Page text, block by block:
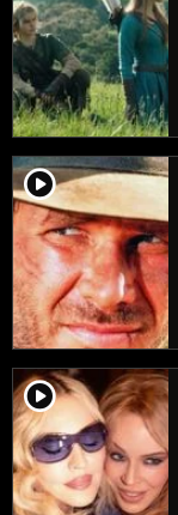
player2
player2